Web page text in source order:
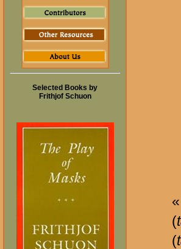
Selected Books by
Frithjof Schuon
(
(